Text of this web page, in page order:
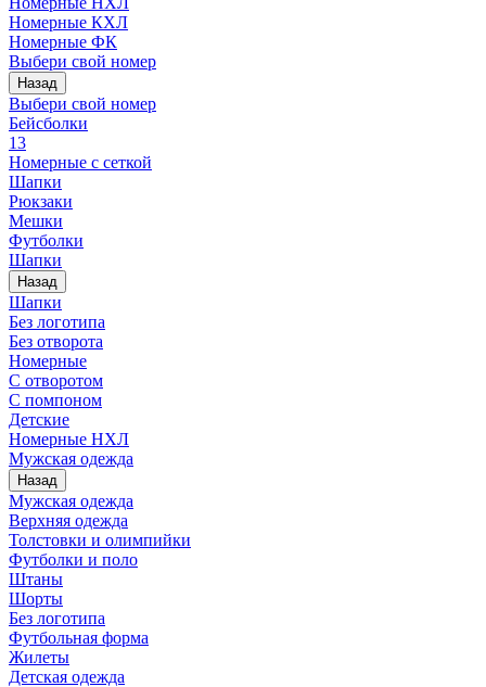
Номерные КХЛ
Номерные ФК
Выбери свой номер
Назад
Выбери свой номер
Бейсболки
13
Номерные с сеткой
Шапки
Рюкзаки
Мешки
Футболки
Шапки
Назад
Шапки
Без логотипа
Без отворота
Номерные
С отворотом
С помпоном
Детские
Номерные НХЛ
Мужская одежда
Назад
Мужская одежда
Верхняя одежда
Толстовки и олимпийки
Футболки и поло
Штаны
Шорты
Без логотипа
Футбольная форма
Жилеты
Детская одежда